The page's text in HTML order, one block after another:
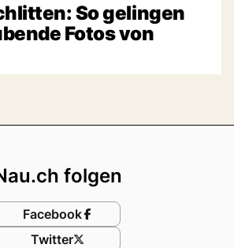
So gelingen
Fotos von
folgen
Facebook
Twitter